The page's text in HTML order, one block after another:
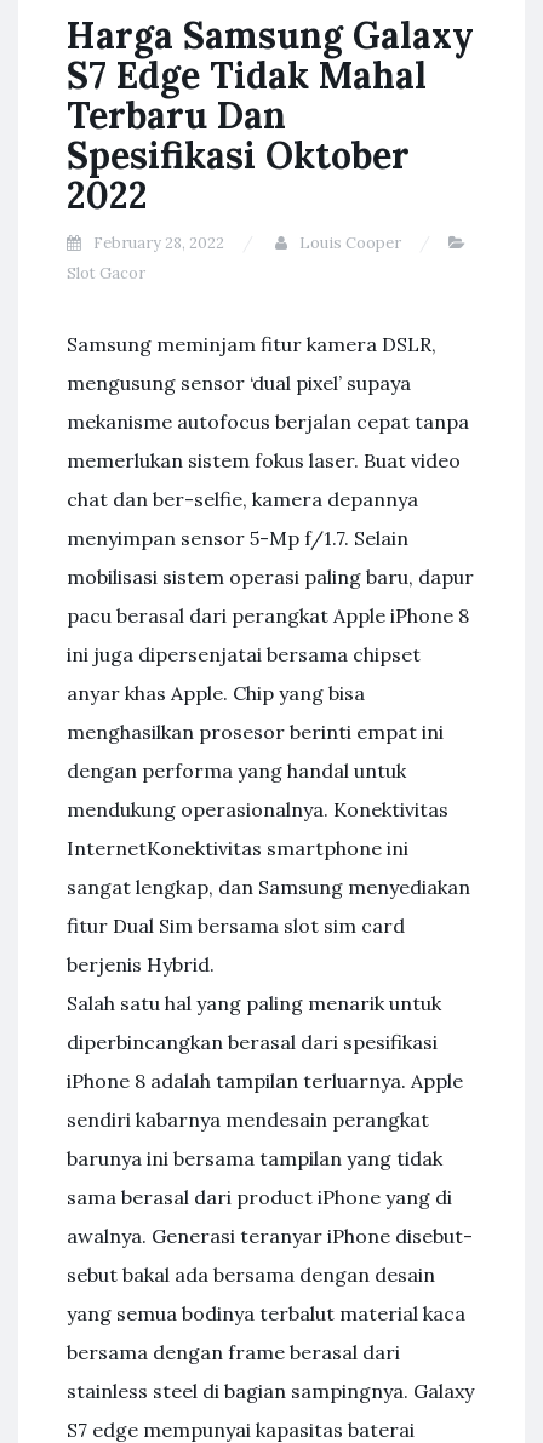
Harga Samsung Galaxy
S7 Edge Tidak Mahal
Terbaru Dan
Spesifikasi Oktober
2022
February 28, 2022
Louis Cooper
Slot Gacor
Samsung meminjam fitur kamera DSLR,
mengusung sensor ‘dual pixel’ supaya
mekanisme autofocus berjalan cepat tanpa
memerlukan sistem fokus laser. Buat video
chat dan ber-selfie, kamera depannya
menyimpan sensor 5-Mp f/1.7. Selain
mobilisasi sistem operasi paling baru, dapur
pacu berasal dari perangkat Apple iPhone 8
ini juga dipersenjatai bersama chipset
anyar khas Apple. Chip yang bisa
menghasilkan prosesor berinti empat ini
dengan performa yang handal untuk
mendukung operasionalnya. Konektivitas
InternetKonektivitas smartphone ini
sangat lengkap, dan Samsung menyediakan
fitur Dual Sim bersama slot sim card
berjenis Hybrid.
Salah satu hal yang paling menarik untuk
diperbincangkan berasal dari spesifikasi
iPhone 8 adalah tampilan terluarnya. Apple
sendiri kabarnya mendesain perangkat
barunya ini bersama tampilan yang tidak
sama berasal dari product iPhone yang di
awalnya. Generasi teranyar iPhone disebut-
sebut bakal ada bersama dengan desain
yang semua bodinya terbalut material kaca
bersama dengan frame berasal dari
stainless steel di bagian sampingnya. Galaxy
S7 edge mempunyai kapasitas baterai